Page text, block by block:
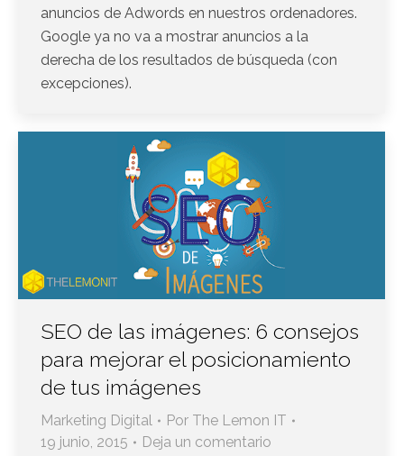
anuncios de Adwords en nuestros ordenadores.
Google ya no va a mostrar anuncios a la
derecha de los resultados de búsqueda (con
excepciones).
SEO de las imágenes: 6 consejos
para mejorar el posicionamiento
de tus imágenes
Marketing Digital Por The Lemon IT
19 junio, 2015
Deja un comentario